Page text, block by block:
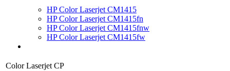
HP Color Laserjet CM1415
HP Color Laserjet CM1415fn
HP Color Laserjet CM1415fnw
HP Color Laserjet CM1415fw
Color Laserjet CP